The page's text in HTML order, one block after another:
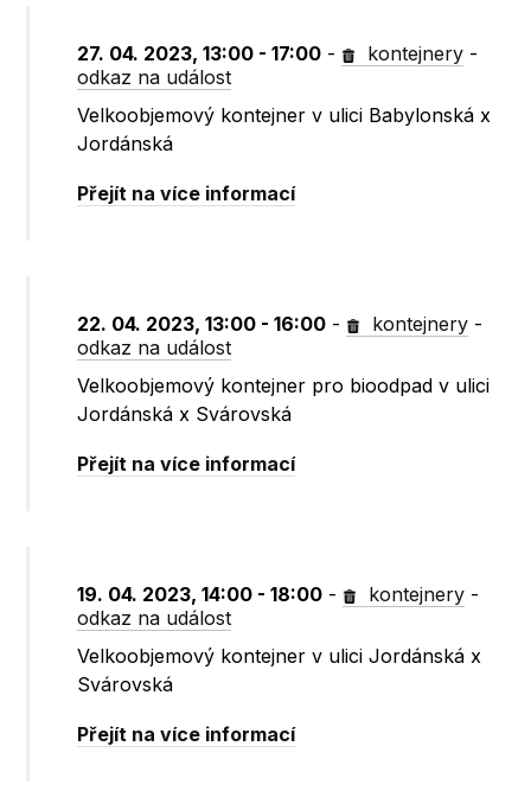
27. 04. 2023, 13:00 - 17:00 - kontejnery -
odkaz na událost
Velkoobjemový kontejner v ulici Babylonská x
Jordánská
Přejít na více informací
22. 04. 2023, 13:00 - 16:00 - kontejnery -
odkaz na událost
Velkoobjemový kontejner pro bioodpad v ulici
Jordánská x Svárovská
Přejít na více informací
19. 04. 2023, 14:00 - 18:00 - kontejnery -
odkaz na událost
Velkoobjemový kontejner v ulici Jordánská x
Svárovská
Přejít na více informací